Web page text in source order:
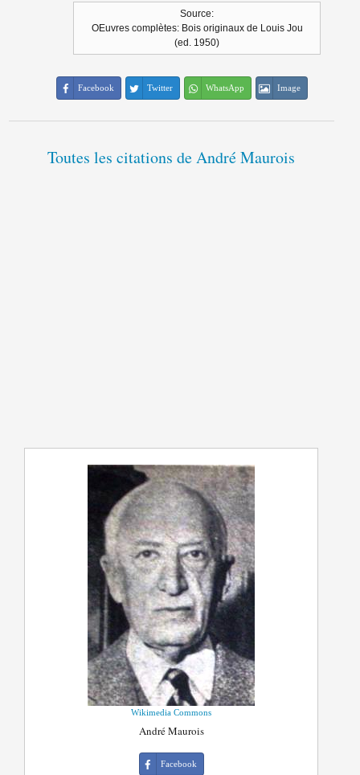
Source:
OEuvres complètes: Bois originaux de Louis Jou
(ed. 1950)
Facebook Twitter WhatsApp Image
Toutes les citations de André Maurois
Wikimedia Commons
André Maurois
Facebook